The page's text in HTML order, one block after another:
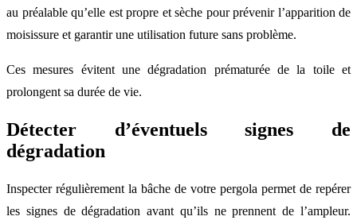
au préalable qu’elle est propre et sèche pour prévenir l’apparition de
moisissure et garantir une utilisation future sans problème.
Ces mesures évitent une dégradation prématurée de la toile et
prolongent sa durée de vie.
Détecter d’éventuels signes de
dégradation
Inspecter régulièrement la bâche de votre pergola permet de repérer
les signes de dégradation avant qu’ils ne prennent de l’ampleur.